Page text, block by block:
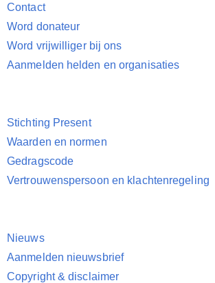
Contact
Word donateur
Word vrijwilliger bij ons
Aanmelden helden en organisaties
Stichting Present
Waarden en normen
Gedragscode
Vertrouwenspersoon en klachtenregeling
Nieuws
Aanmelden nieuwsbrief
Copyright & disclaimer